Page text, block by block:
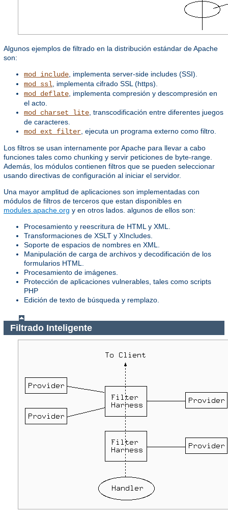
Algunos ejemplos de filtrado en la distribución estándar de Apache
son:
mod_include , implementa server-side includes (SSI).
mod_ssl , implementa cifrado SSL (https).
mod_deflate , implementa compresión y descompresión en
el acto.
mod_charset_lite , transcodificación entre diferentes juegos
de caracteres.
mod_ext_filter , ejecuta un programa externo como filtro.
Los filtros se usan internamente por Apache para llevar a cabo
funciones tales como chunking y servir peticiones de byte-range.
Además, los módulos contienen filtros que se pueden seleccionar
usando directivas de configuración al iniciar el servidor.
Una mayor amplitud de aplicaciones son implementadas con
módulos de filtros de terceros que estan disponibles en
modules.apache.org y en otros lados. algunos de ellos son:
Procesamiento y reescritura de HTML y XML.
Transformaciones de XSLT y XIncludes.
Soporte de espacios de nombres en XML.
Manipulación de carga de archivos y decodificación de los
formularios HTML.
Procesamiento de imágenes.
Protección de aplicaciones vulnerables, tales como scripts
PHP
Edición de texto de búsqueda y remplazo.
Filtrado Inteligente